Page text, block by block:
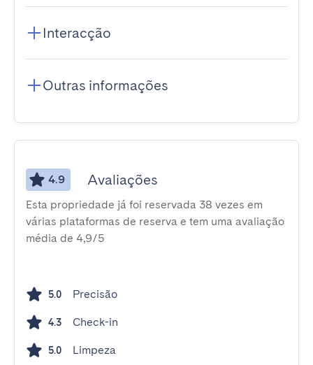
Interacção
Outras informações
4.9 Avaliações
Esta propriedade já foi reservada 38 vezes em
várias plataformas de reserva e tem uma avaliação
média de 4,9/5
5.0 Precisão
4.3 Check-in
5.0 Limpeza